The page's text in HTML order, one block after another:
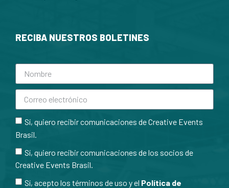
RECIBA NUESTROS BOLETINES
Sí, quiero recibir comunicaciones de Creative Events
Brasil.
Sí, quiero recibir comunicaciones de los socios de
Creative Events Brasil.
Sí, acepto los términos de uso y el Política de